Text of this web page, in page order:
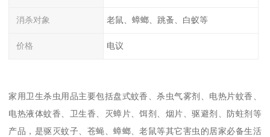
消杀对象 老鼠、蟑螂、跳蚤、白蚁等
价格 电议
家用卫生杀虫用品主要包括盘式蚊香、杀虫气雾剂、电热片蚊香、
电热液体蚊香、卫生香、灭蟑片、饵剂、烟片、驱避剂、防蛀剂等
产品，是驱灭蚊子、苍蝇、蟑螂、老鼠等其它害虫的居家必备生活